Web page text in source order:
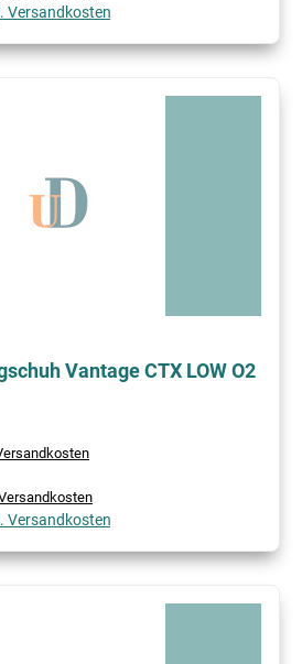
Versandkosten
Vantage CTX LOW O2
Versandkosten